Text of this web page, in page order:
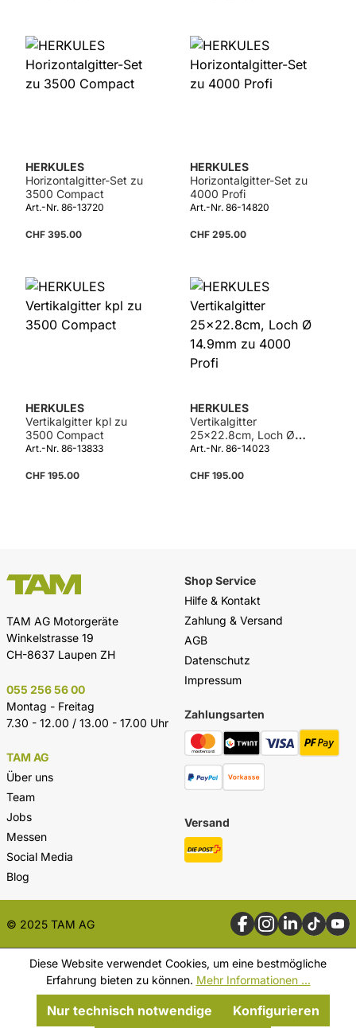
HERKULES
Horizontalgitter-Set zu
3500 Compact
Art.-Nr. 86-13720
CHF 395.00
HERKULES
Horizontalgitter-Set zu
4000 Profi
Art.-Nr. 86-14820
CHF 295.00
HERKULES
Vertikalgitter kpl zu
3500 Compact
Art.-Nr. 86-13833
CHF 195.00
HERKULES
Vertikalgitter
25x22.8cm, Loch Ø
14.9mm zu 4000 Profi
Art.-Nr. 86-14023
CHF 195.00
TAM AG Motorgeräte
Winkelstrasse 19
CH-8637 Laupen ZH
055 256 56 00
Montag - Freitag
7.30 - 12.00 / 13.00 - 17.00 Uhr
TAM AG
Über uns
Team
Jobs
Messen
Social Media
Blog
Shop Service
Hilfe & Kontakt
Zahlung & Versand
AGB
Datenschutz
Impressum
Zahlungsarten
Versand
© 2025 TAM AG
Diese Website verwendet Cookies, um eine bestmögliche
Erfahrung bieten zu können. Mehr Informationen ...
Nur technisch notwendige Konfigurieren